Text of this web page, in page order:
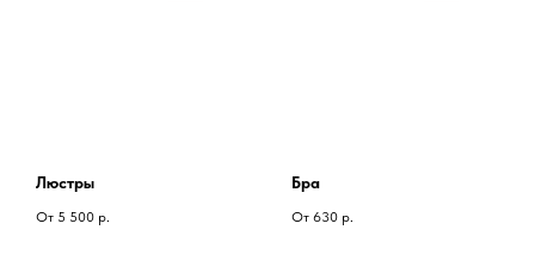
Люстры
От 5 500 р.
Бра
От 630 р.